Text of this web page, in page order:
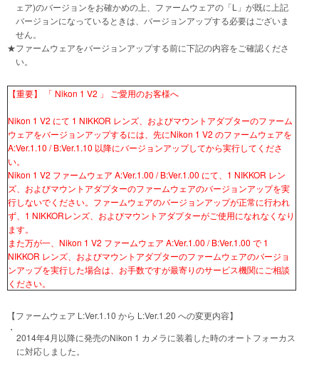
ェア)のバージョンをお確かめの上、ファームウェアの「L」が既に上記
バージョンになっているときは、バージョンアップする必要はございま
せん。
★ファームウェアをバージョンアップする前に下記の内容をご確認くださ
い。
【重要】 「 Nikon 1 V2 」 ご愛用のお客様へ
Nikon 1 V2 にて 1 NIKKOR レンズ、およびマウントアダプターのファーム
ウェアをバージョンアップするには、先にNikon 1 V2 のファームウェアを
A:Ver.1.10 / B:Ver.1.10 以降にバージョンアップしてから実行してくださ
い。
Nikon 1 V2 ファームウェア A:Ver.1.00 / B:Ver.1.00 にて、1 NIKKOR レン
ズ、およびマウントアダプターのファームウェアのバージョンアップを実
行しないでください。ファームウェアのバージョンアップが正常に行われ
ず、1 NIKKORレンズ、およびマウントアダプターがご使用になれなくなり
ます。
また万が一、Nikon 1 V2 ファームウェア A:Ver.1.00 / B:Ver.1.00 で 1
NIKKOR レンズ、およびマウントアダプターのファームウェアのバージョ
ンアップを実行した場合は、お手数ですが最寄りのサービス機関にご相談
ください。
【ファームウェア L:Ver.1.10 から L:Ver.1.20 への変更内容】
・
2014年4月以降に発売のNikon 1 カメラに装着した時のオートフォーカス
に対応しました。